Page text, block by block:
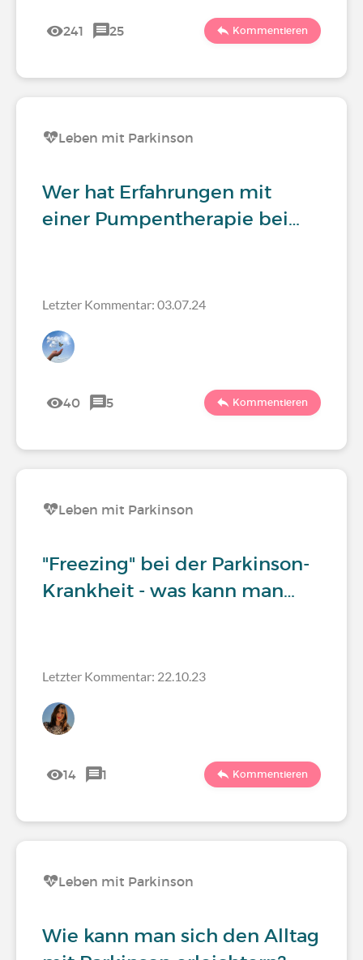
241 25 Kommentieren
Leben mit Parkinson
Wer hat Erfahrungen mit
einer Pumpentherapie bei…
Letzter Kommentar: 03.07.24
40 5 Kommentieren
Leben mit Parkinson
"Freezing" bei der Parkinson-
Krankheit - was kann man…
Letzter Kommentar: 22.10.23
14 1 Kommentieren
Leben mit Parkinson
Wie kann man sich den Alltag